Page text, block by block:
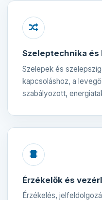
Szeleptechnika és
Szelepek és
kapcsoláshoz, a
szabályozott,
Érzékelők és
Érzékelés,